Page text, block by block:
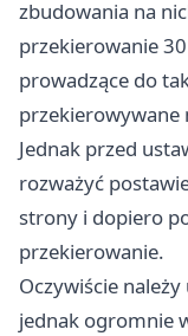
zbudowania na
przekierowanie
prowadzące do
przekierowywane
Jednak przed
rozważyć
strony i dopiero
przekierowanie.
Oczywiście
jednak ogromnie